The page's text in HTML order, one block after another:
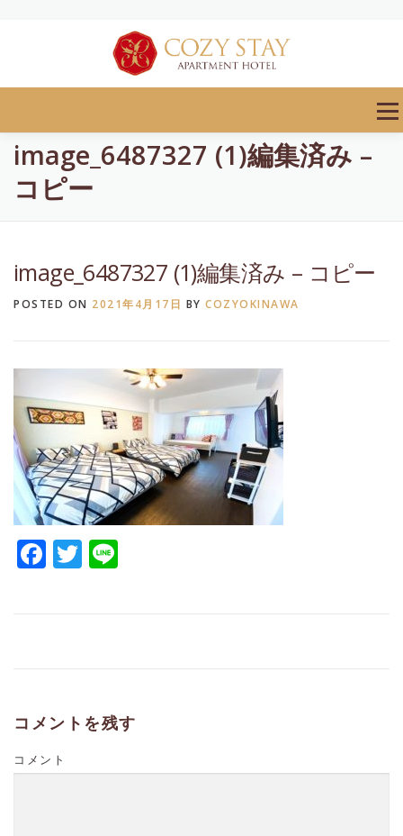
image_6487327 (1)編集済み –
コピー
image_6487327 (1)編集済み – コピー
POSTED ON 2021年4月17日 BY COZYOKINAWA
Facebook
Twitter
コメントを残す
コメント